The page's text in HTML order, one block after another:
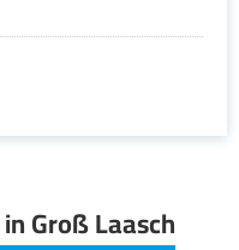
Groß Laasch